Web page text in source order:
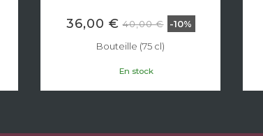
36,00 € 40,00 € -10%
Bouteille (75 cl)
En stock